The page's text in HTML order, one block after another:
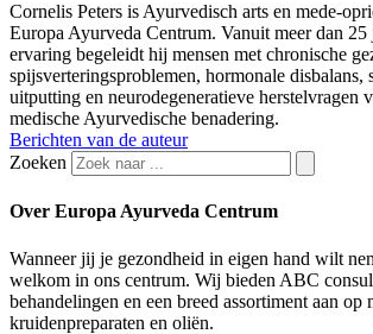
Cornelis Peters is Ayurvedisch arts en mede-
Europa Ayurveda Centrum. Vanuit meer dan
ervaring begeleidt hij mensen met chronische
spijsverteringsproblemen, hormonale disbalans,
uitputting en neurodegeneratieve herstelvragen
medische Ayurvedische benadering.
Berichten van de auteur
Zoeken
Over Europa Ayurveda Centrum
Wanneer jij je gezondheid in eigen hand wilt
welkom in ons centrum. Wij bieden ABC
behandelingen en een breed assortiment aan op
kruidenpreparaten en oliën.